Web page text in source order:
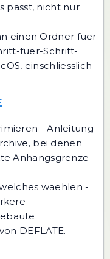
passt, nicht nur
einen Ordner fuer
fuer-Schritt-
einschliesslich
- Anleitung
bei denen
Anhangsgrenze
waehlen -
DEFLATE.